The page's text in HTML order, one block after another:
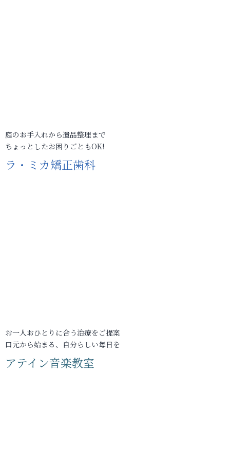
庭のお手入れから遺品整理まで
ちょっとしたお困りごともOK!
ラ・ミカ矯正歯科
お一人おひとりに合う治療をご提案
口元から始まる、自分らしい毎日を
アテイン音楽教室